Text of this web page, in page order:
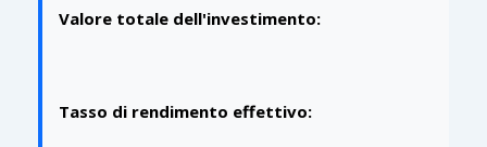
Valore totale dell'investimento:
Tasso di rendimento effettivo: